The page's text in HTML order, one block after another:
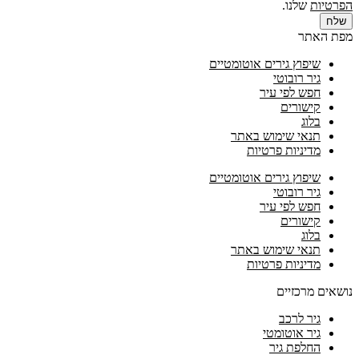
הפרטיות שלנו.
שלח
מפת האתר
שיפוץ גירים אוטומטיים
גיר רובוטי
חפש לפי עיר
קישורים
בלוג
תנאי שימוש באתר
מדיניות פרטיות
שיפוץ גירים אוטומטיים
גיר רובוטי
חפש לפי עיר
קישורים
בלוג
תנאי שימוש באתר
מדיניות פרטיות
נושאים מרכזיים
גיר לרכב
גיר אוטומטי
החלפת גיר